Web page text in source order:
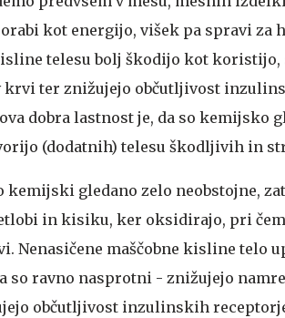
kot energijo, višek pa spravi za
telesu bolj škodijo kot koristijo,
ter znižujejo občutljivost
dobra lastnost je, da so kemijsko
(dodatnih) telesu škodljivih in
kemijski gledano zelo neobstojne,
in kisiku, ker oksidirajo, pri
Nenasičene maščobne kisline telo
so ravno nasprotni - znižujejo
občutljivost inzulinskih